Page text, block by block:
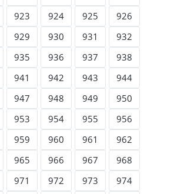
923 924 925
926
929 930 931
932
935 936 937
938
941 942 943
944
947 948 949
950
953 954 955
956
959 960 961
962
965 966 967
968
971 972 973
974